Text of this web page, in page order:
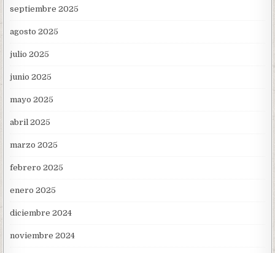
septiembre 2025
agosto 2025
julio 2025
junio 2025
mayo 2025
abril 2025
marzo 2025
febrero 2025
enero 2025
diciembre 2024
noviembre 2024